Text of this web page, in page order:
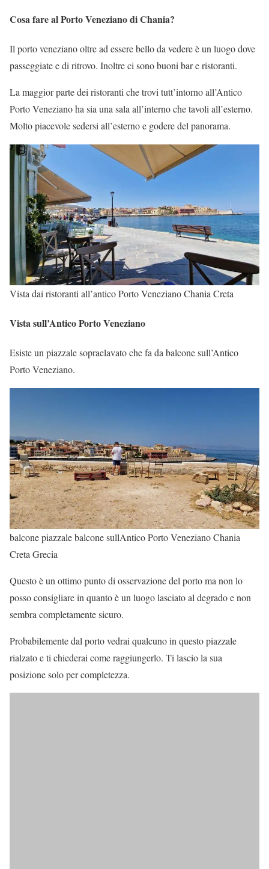
Cosa fare al Porto Veneziano di Chania?
Il porto veneziano oltre ad essere bello da vedere è un luogo dove
passeggiate e di ritrovo. Inoltre ci sono buoni bar e ristoranti.
La maggior parte dei ristoranti che trovi tutt’intorno all’Antico
Porto Veneziano ha sia una sala all’interno che tavoli all’esterno.
Molto piacevole sedersi all’esterno e godere del panorama.
Vista dai ristoranti all’antico Porto Veneziano Chania Creta
Vista sull’Antico Porto Veneziano
Esiste un piazzale sopraelavato che fa da balcone sull’Antico
Porto Veneziano.
balcone piazzale balcone sullAntico Porto Veneziano Chania
Creta Grecia
Questo è un ottimo punto di osservazione del porto ma non lo
posso consigliare in quanto è un luogo lasciato al degrado e non
sembra completamente sicuro.
Probabilemente dal porto vedrai qualcuno in questo piazzale
rialzato e ti chiederai come raggiungerlo. Ti lascio la sua
posizione solo per completezza.